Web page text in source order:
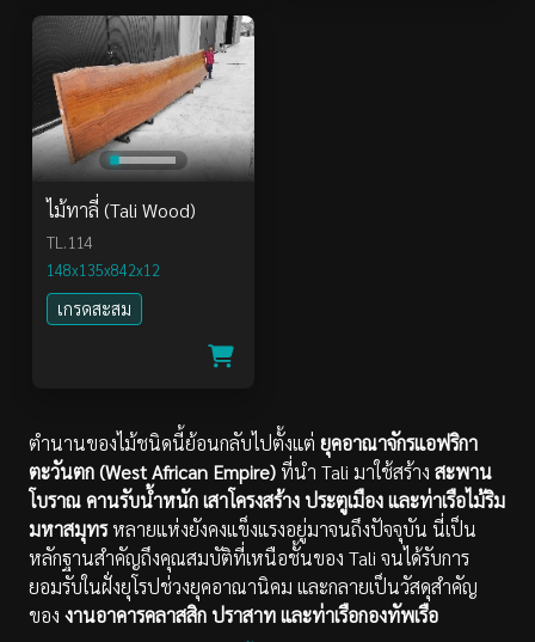
ไม้ทาลี่ (Tali Wood)
TL.114
148x135x842x12
เกรดสะสม
ตำนานของไม้ชนิดนี้ย้อนกลับไปตั้งแต่ ยุคอาณาจักรแอฟริกา
ตะวันตก (West African Empire) ที่นำ Tali มาใช้สร้าง สะพาน
โบราณ คานรับน้ำหนัก เสาโครงสร้าง ประตูเมือง และท่าเรือไม้ริม
มหาสมุทรหลายแห่งยังคงแข็งแรงอยู่มาจนถึงปัจจุบัน นี่เป็น
หลักฐานสำคัญถึงคุณสมบัติที่เหนือชั้นของ Tali จนได้รับการ
ยอมรับในฝั่งยุโรปช่วงยุคอาณานิคม และกลายเป็นวัสดุสำคัญ
ของ งานอาคารคลาสสิก ปราสาท และท่าเรือกองทัพเรือ